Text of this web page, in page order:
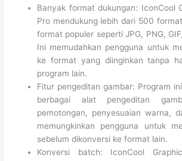
Banyak format dukungan: IconCool
Pro mendukung lebih dari 500
format populer seperti JPG, PNG,
Ini memudahkan pengguna untuk
ke format yang diinginkan tanpa
program lain.
Fitur pengeditan gambar: Program
berbagai alat pengeditan
pemotongan, penyesuaian warna,
memungkinkan pengguna untuk
sebelum dikonversi ke format lain.
Konversi batch: IconCool